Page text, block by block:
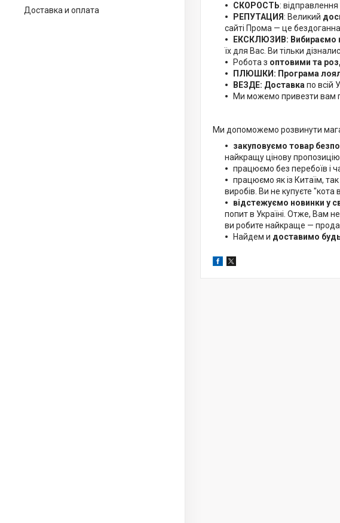
Доставка и оплата
СКОРОСТЬ:
РЕПУТАЦИЯ: Великий
сайті Прома — це
ЕКСКЛЮЗИВ: Вибираємо
їх для Вас. Ви тільки
Робота з оптовими та
ПЛЮШКИ: Програма
ВЕЗДЕ: Доставкапо всій
Ми можемо привезти вам
Ми допоможемо розвинути
закуповуємо товар
найкращу цінову пропозицію
працюємо без перебоїв і
працюємо як із Китаїм, так
виробів. Ви не купуєте "кота
відстежуємо новинки у
попит в Україні. Отже, Вам
ви робите найкраще —
Найдем и доставимо